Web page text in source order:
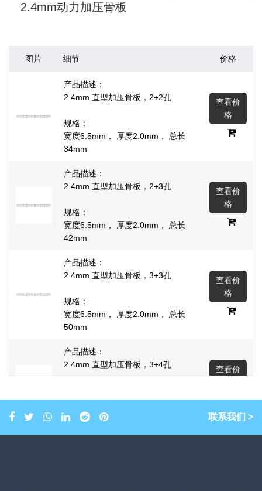
2.4mm动力加压骨板
图片 细节 价格
产品描述：
2.4mm 直型加压骨板，2+2孔
规格：
宽度6.5mm， 厚度2.0mm， 总长
34mm
查看价
格
产品描述：
2.4mm 直型加压骨板，2+3孔
规格：
宽度6.5mm， 厚度2.0mm， 总长
42mm
查看价
格
产品描述：
2.4mm 直型加压骨板，3+3孔
规格：
宽度6.5mm， 厚度2.0mm， 总长
50mm
查看价
格
产品描述：
2.4mm 直型加压骨板，3+4孔
58mm
查看价
联系我们 >